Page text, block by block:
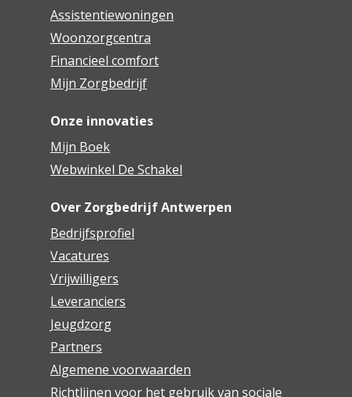
Assistentiewoningen
Woonzorgcentra
Financieel comfort
Mijn Zorgbedrijf
Onze innovaties
Mijn Boek
Webwinkel De Schakel
Over Zorgbedrijf Antwerpen
Bedrijfsprofiel
Vacatures
Vrijwilligers
Leveranciers
Jeugdzorg
Partners
Algemene voorwaarden
Richtlijnen voor het gebruik van sociale